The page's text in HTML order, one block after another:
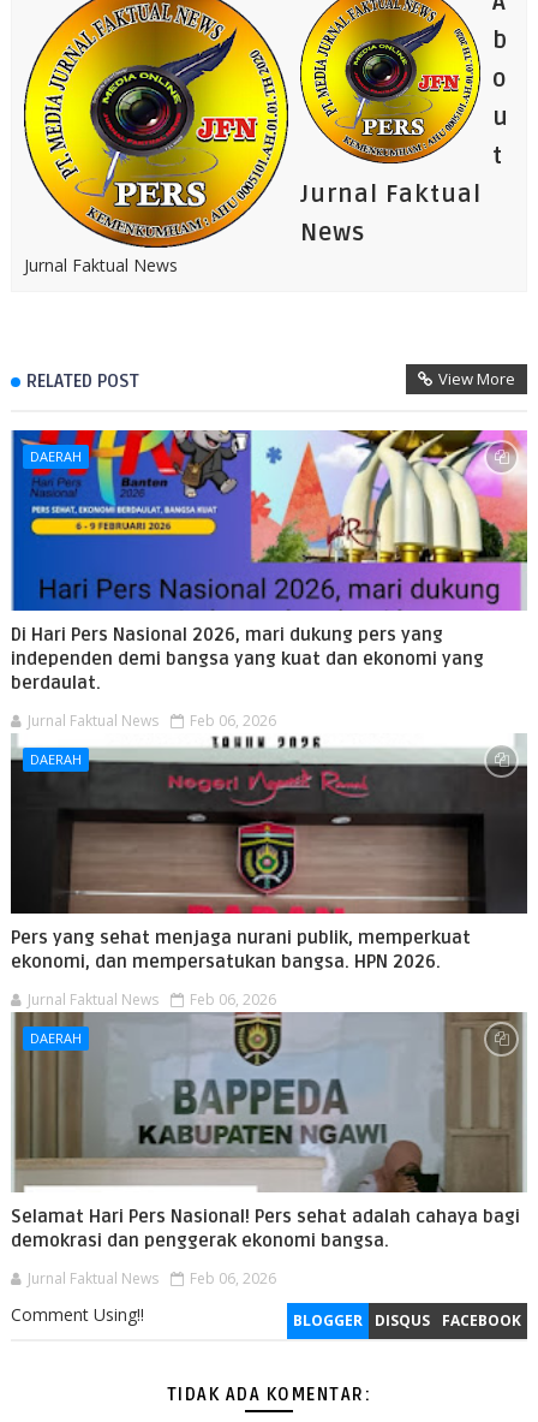
b
o
u
t
Jurnal Faktual
News
Jurnal Faktual News
RELATED POST View More
DAERAH
Di Hari Pers Nasional 2026, mari dukung pers yang
independen demi bangsa yang kuat dan ekonomi yang
berdaulat.
Jurnal Faktual News Feb 06, 2026
DAERAH
Pers yang sehat menjaga nurani publik, memperkuat
ekonomi, dan mempersatukan bangsa. HPN 2026.
Jurnal Faktual News Feb 06, 2026
DAERAH
Selamat Hari Pers Nasional! Pers sehat adalah cahaya bagi
demokrasi dan penggerak ekonomi bangsa.
Jurnal Faktual News Feb 06, 2026
BLOGGER DISQUS FACEBOOK
Comment Using!!
TIDAK ADA KOMENTAR: